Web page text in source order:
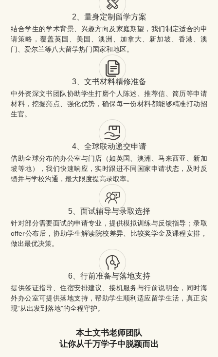
2、量身定制留学方案
结合学生的学术背景、兴趣方向及家庭期望，我们制定适合的申
请策略，覆盖英国、美国、澳洲、加拿大、新加坡、香港、澳
门、爱尔兰等八大留学热门国家和地区。
3、文书材料精修准备
中外资深文书团队协助学生打磨个人陈述、推荐信、简历等申请
材料，挖掘亮点、强化优势，确保每一份材料都能够精准打动招
生官。
4、全球联动递交申请
借助全球分布的办公室与门店（如英国、澳洲、马来西亚、新加
坡等地），我们快速响应，实时跟进不同国家申请状态，及时反
馈并与学校沟通，最大限度提高录取率。
5、面试辅导与录取选择
针对部分需要面试的申请专业，提供模拟训练与反馈指导；录取
offer公布后，协助学生解读院校差异、比较奖学金及课程安排，
做出最优决策。
6、行前准备与落地支持
提供签证指导、住宿安排建议、接机服务与行前说明会，同时海
外办公室可提供落地支持，帮助学生顺利适应留学生活，真正实
现“从出发到落地”的全程守护。
本土文书老师团队
让你从千万学子中脱颖而出